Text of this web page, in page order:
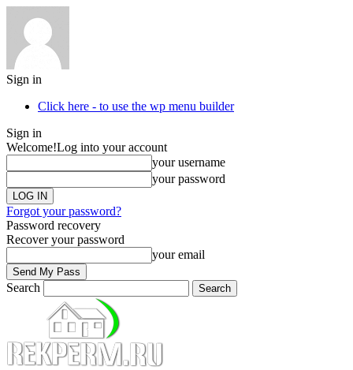
Sign in
Click here - to use the wp menu builder
Sign in
Welcome!Log into your account
your username
your password
Forgot your password?
Password recovery
Recover your password
your email
Search